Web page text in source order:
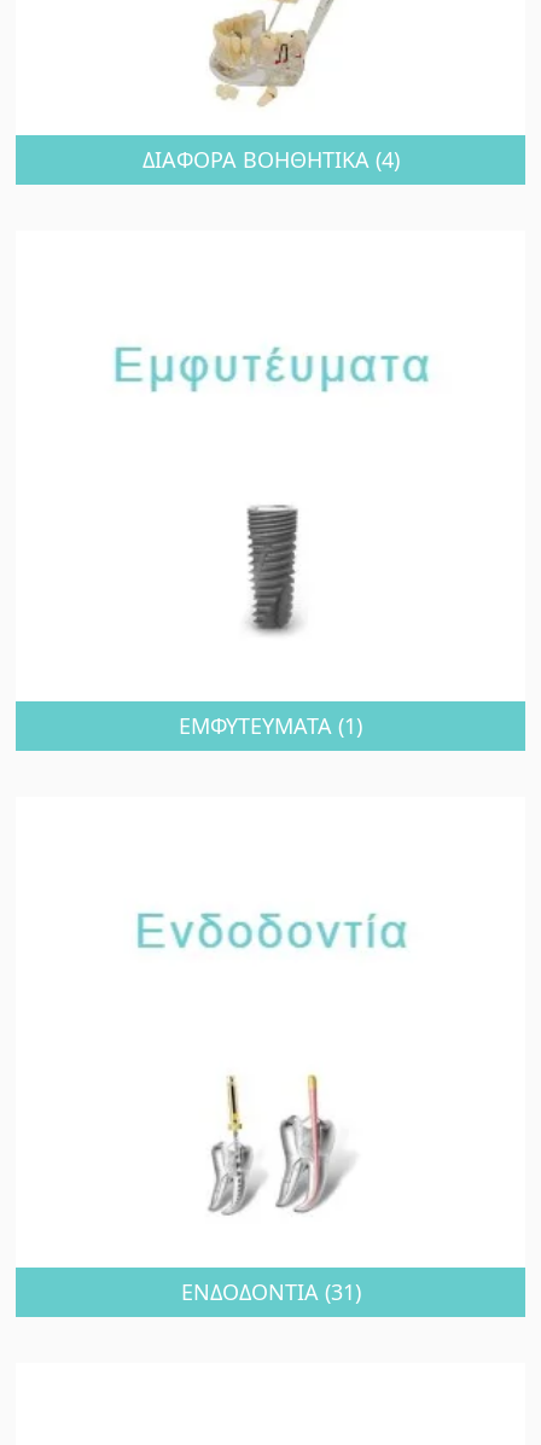
ΔΙΑΦΟΡΑ ΒΟΗΘΗΤΙΚΑ (4)
ΕΜΦΥΤΕΥΜΑΤΑ (1)
ΕΝΔΟΔΟΝΤΙΑ (31)